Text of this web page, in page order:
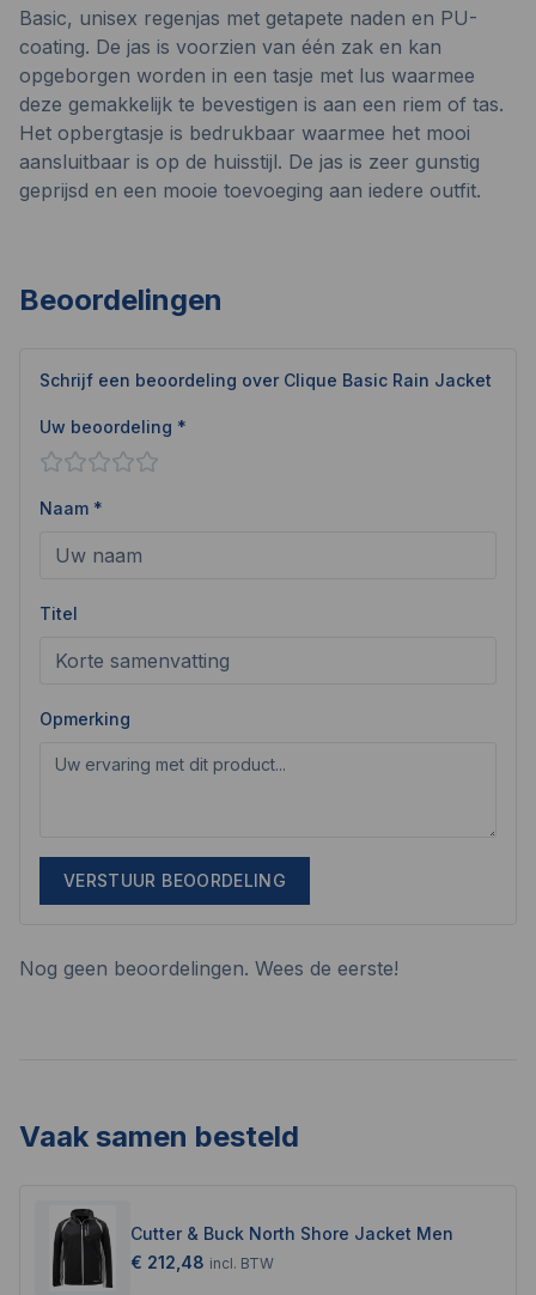
Basic, unisex regenjas met getapete naden en PU-
coating. De jas is voorzien van één zak en kan
opgeborgen worden in een tasje met lus waarmee
deze gemakkelijk te bevestigen is aan een riem of tas.
Het opbergtasje is bedrukbaar waarmee het mooi
aansluitbaar is op de huisstijl. De jas is zeer gunstig
geprijsd en een mooie toevoeging aan iedere outfit.
Beoordelingen
Schrijf een beoordeling over Clique Basic Rain Jacket
Uw beoordeling *
Naam *
Titel
Opmerking
VERSTUUR BEOORDELING
Nog geen beoordelingen. Wees de eerste!
Vaak samen besteld
Cutter & Buck North Shore Jacket Men
€ 212,48 incl. BTW